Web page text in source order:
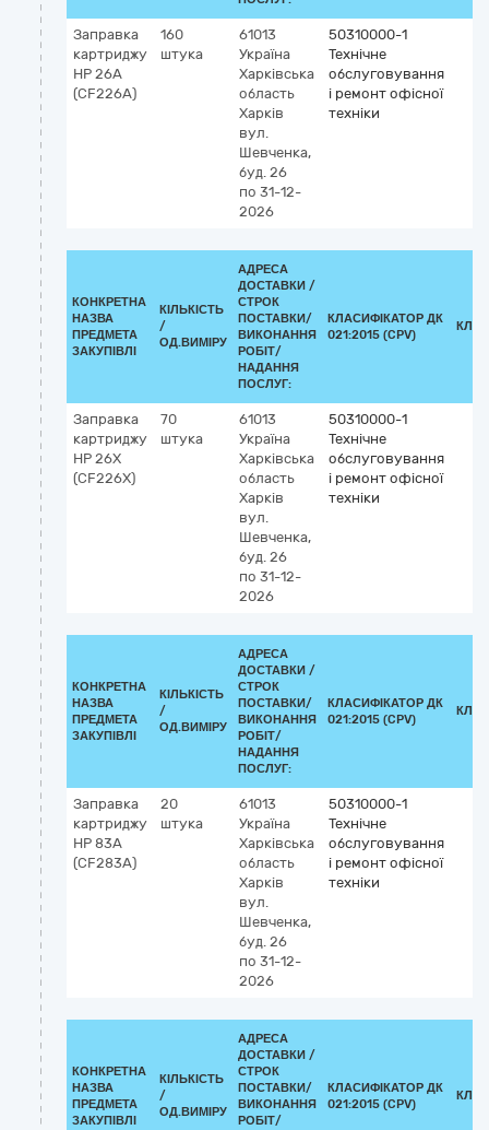
Заправка
картриджу
HP 26A
(CF226A)
160
штука
61013
Україна
Харківська
область
Харків
вул.
Шевченка,
буд. 26
по 31-12-
2026
50310000-1
Технічне
обслуговування
і ремонт офісної
техніки
КОНКРЕТНА
НАЗВА
ПРЕДМЕТА
ЗАКУПІВЛІ
КІЛЬКІСТЬ
/
ОД.ВИМІРУ
АДРЕСА
ДОСТАВКИ /
СТРОК
ПОСТАВКИ/
ВИКОНАННЯ
РОБІТ/
НАДАННЯ
ПОСЛУГ:
КЛАСИФІКАТОР ДК
021:2015 (CPV)
Заправка
картриджу
HP 26Х
(CF226Х)
70
штука
61013
Україна
Харківська
область
Харків
вул.
Шевченка,
буд. 26
по 31-12-
2026
50310000-1
Технічне
обслуговування
і ремонт офісної
техніки
КОНКРЕТНА
НАЗВА
ПРЕДМЕТА
ЗАКУПІВЛІ
КІЛЬКІСТЬ
/
ОД.ВИМІРУ
АДРЕСА
ДОСТАВКИ /
СТРОК
ПОСТАВКИ/
ВИКОНАННЯ
РОБІТ/
НАДАННЯ
ПОСЛУГ:
КЛАСИФІКАТОР ДК
021:2015 (CPV)
Заправка
картриджу
HP 83A
(CF283A)
20
штука
61013
Україна
Харківська
область
Харків
вул.
Шевченка,
буд. 26
по 31-12-
2026
50310000-1
Технічне
обслуговування
і ремонт офісної
техніки
КОНКРЕТНА
НАЗВА
ПРЕДМЕТА
ЗАКУПІВЛІ
КІЛЬКІСТЬ
/
ОД.ВИМІРУ
АДРЕСА
ДОСТАВКИ /
СТРОК
ПОСТАВКИ/
ВИКОНАННЯ
РОБІТ/
КЛАСИФІКАТОР ДК
021:2015 (CPV)